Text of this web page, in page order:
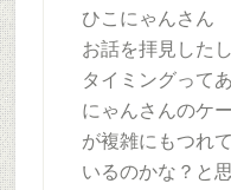
ひこにゃんさん
お話を拝見した
タイミングって
にゃんさんのケ
が複雑にもつれ
いるのかな？と